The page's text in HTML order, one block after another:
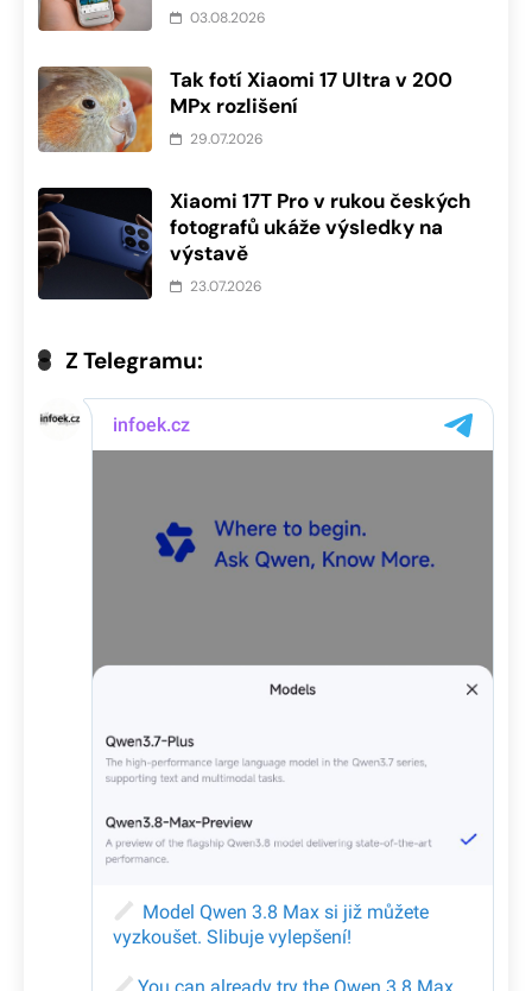
03.08.2026
Tak fotí Xiaomi 17 Ultra v 200
MPx rozlišení
29.07.2026
Xiaomi 17T Pro v rukou českých
fotografů ukáže výsledky na
výstavě
23.07.2026
Z Telegramu: